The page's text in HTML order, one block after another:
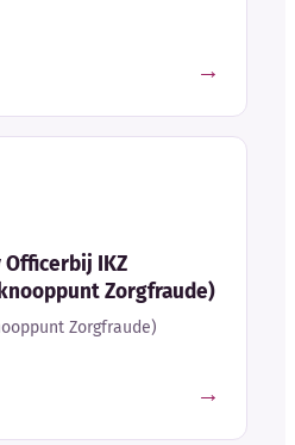
→
IKZ
Zorgfraude)
Zorgfraude)
→